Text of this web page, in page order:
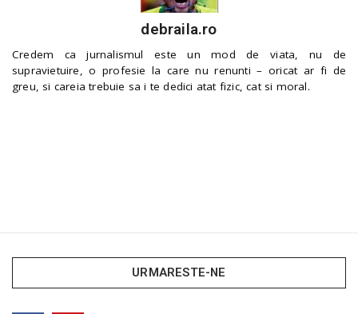
debraila.ro
Credem ca jurnalismul este un mod de viata, nu de
supravietuire, o profesie la care nu renunti – oricat ar fi de
greu, si careia trebuie sa i te dedici atat fizic, cat si moral.
URMARESTE-NE